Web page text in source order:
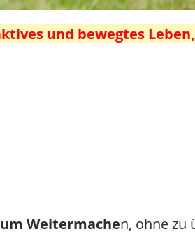
und bewegtes
Weitermachen, ohne zu